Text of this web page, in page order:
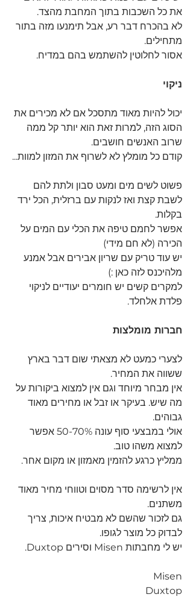
את כל השכבות בתוך המחבת מהצד.
לא בהכרח דבר רע, אבל תימנעו מזה בתור
מתחילים.
אסור לחלוטין להשתמש בהם במדיח.
ניקוי
יכול להיות מאוד מתסכל אם לא מכירים את
הסוג הזה, למרות זאת הוא יותר קל ממה
שרוב האנשים חושבים.
קודם כל מומלץ לא לשרוף את המזון למוות...
פשוט לשים מים ומעט סבון ולתת להם
לשבת קצת ואז לנקות עם ברזלית, הכל ירד
בקלות.
אפשר לחמם טיפה את הכלי עם המים על
הכירה (לא חם מידי)
יש עוד טריק עם שריון אבירים אבל אמנע
מלהיכנס לזה כאן :)
למקרים קשים יש חומרים יעודיים לניקוי
פלדת אלחלד.
חברות מומלצות
לצערי כמעט לא מצאתי שום דבר בארץ
ששווה את המחיר.
אין מבחר מיוחד וגם אין למצוא ביקורות על
מה שיש. בעיקר או זבל או מחירים מאוד
גבוהים.
אולי במבצעי סוף עונה 50-70% אפשר
למצוא משהו טוב.
ממליץ כרגע להזמין מאמזון או מקום אחר.
אין לרשימה סדר מסוים וטווחי מחיר מאוד
משתנים.
גם לזכור שהשם לא מבטיח איכות, צריך
לבדוק כל מוצר לגופו.
יש לי מחבתות Misen וסירים Duxtop.
Misen
Duxtop